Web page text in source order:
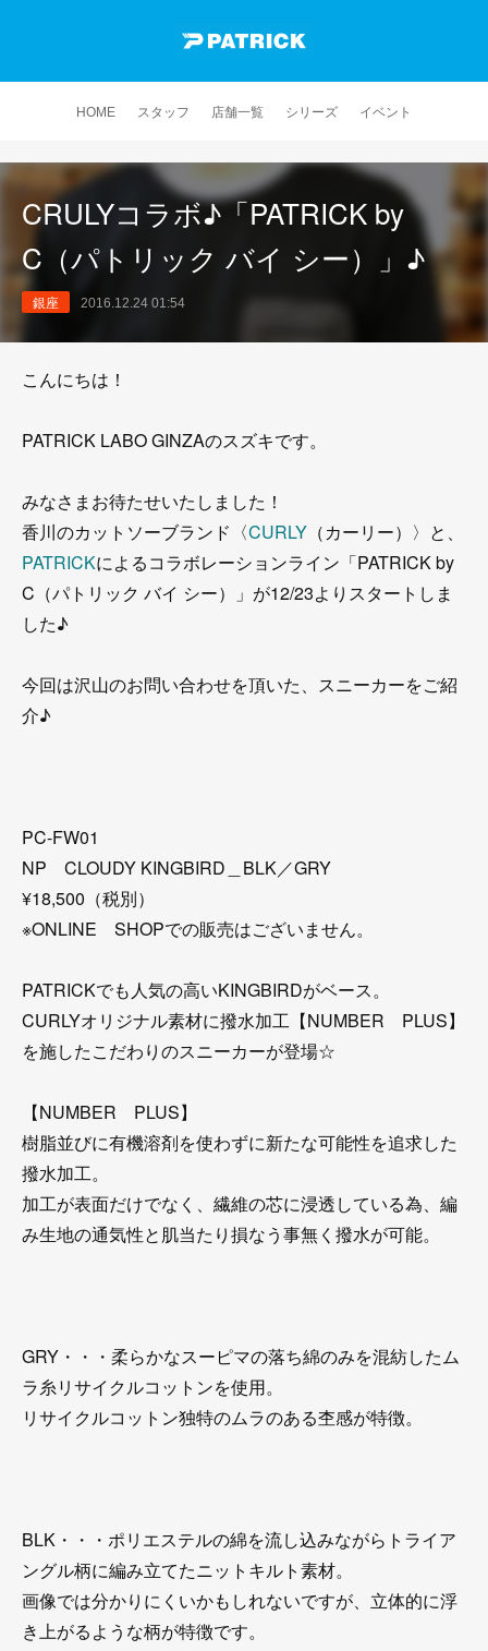
HOME スタッフ 店舗一覧 シリーズ イベント
CRULYコラボ♪「PATRICK by
C（パトリック バイ シー）」♪
銀座 2016.12.24 01:54
こんにちは！
PATRICK LABO GINZAのスズキです。
みなさまお待たせいたしました！
香川のカットソーブランド〈CURLY （カーリー）〉と、
PATRICKによるコラボレーションライン「PATRICK by
C（パトリック バイ シー）」が12/23よりスタートしま
した♪
今回は沢山のお問い合わせを頂いた、スニーカーをご紹
介♪
PC-FW01
NP CLOUDY KINGBIRD＿BLK／GRY
¥18,500（税別）
※ONLINE SHOPでの販売はございません。
PATRICKでも人気の高いKINGBIRDがベース。
CURLYオリジナル素材に撥水加工【NUMBER PLUS】
を施したこだわりのスニーカーが登場☆
【NUMBER PLUS】
樹脂並びに有機溶剤を使わずに新たな可能性を追求した
撥水加工。
加工が表面だけでなく、繊維の芯に浸透している為、編
み生地の通気性と肌当たり損なう事無く撥水が可能。
GRY・・・柔らかなスーピマの落ち綿のみを混紡したム
ラ糸リサイクルコットンを使用。
リサイクルコットン独特のムラのある杢感が特徴。
BLK・・・ポリエステルの綿を流し込みながらトライア
ングル柄に編み立てたニットキルト素材。
画像では分かりにくいかもしれないですが、立体的に浮
き上がるような柄が特徴です。